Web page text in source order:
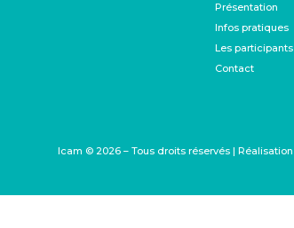
Présentation
Infos pratiques
Les participants
Contact
Icam © 2026 – Tous droits réservés | Réalisation